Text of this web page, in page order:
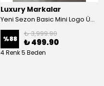
Luxury Markalar
Yeni Sezon Basic Mini Logo Üç İplik Şardonsuz Sweatshirt
%88
₺ 3,999.90
₺ 499.90
4 Renk 5 Beden